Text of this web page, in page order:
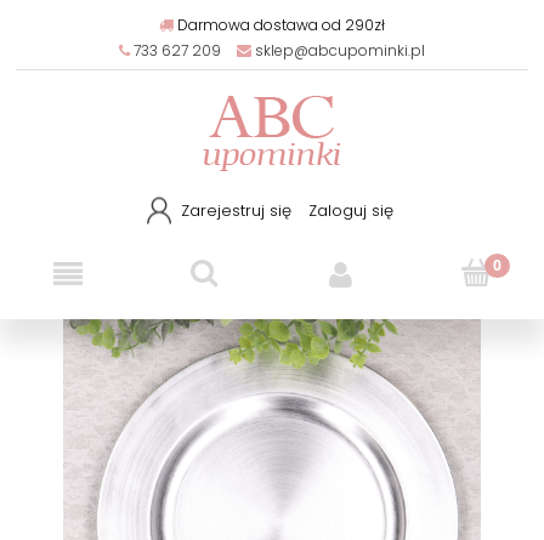
Darmowa dostawa od 290zł
733 627 209
sklep@abcupominki.pl
Zarejestruj się Zaloguj się